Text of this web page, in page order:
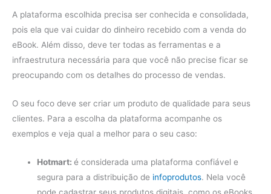
A plataforma escolhida precisa ser conhecida e consolidada,
pois ela que vai cuidar do dinheiro recebido com a venda do
eBook. Além disso, deve ter todas as ferramentas e a
infraestrutura necessária para que você não precise ficar se
preocupando com os detalhes do processo de vendas.
O seu foco deve ser criar um produto de qualidade para seus
clientes. Para a escolha da plataforma acompanhe os
exemplos e veja qual a melhor para o seu caso:
Hotmart:é considerada uma plataforma confiável e
segura para a distribuição de infoprodutos. Nela você